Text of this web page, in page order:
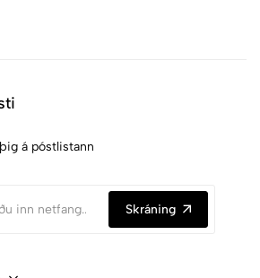
á póstlistann
Skráning